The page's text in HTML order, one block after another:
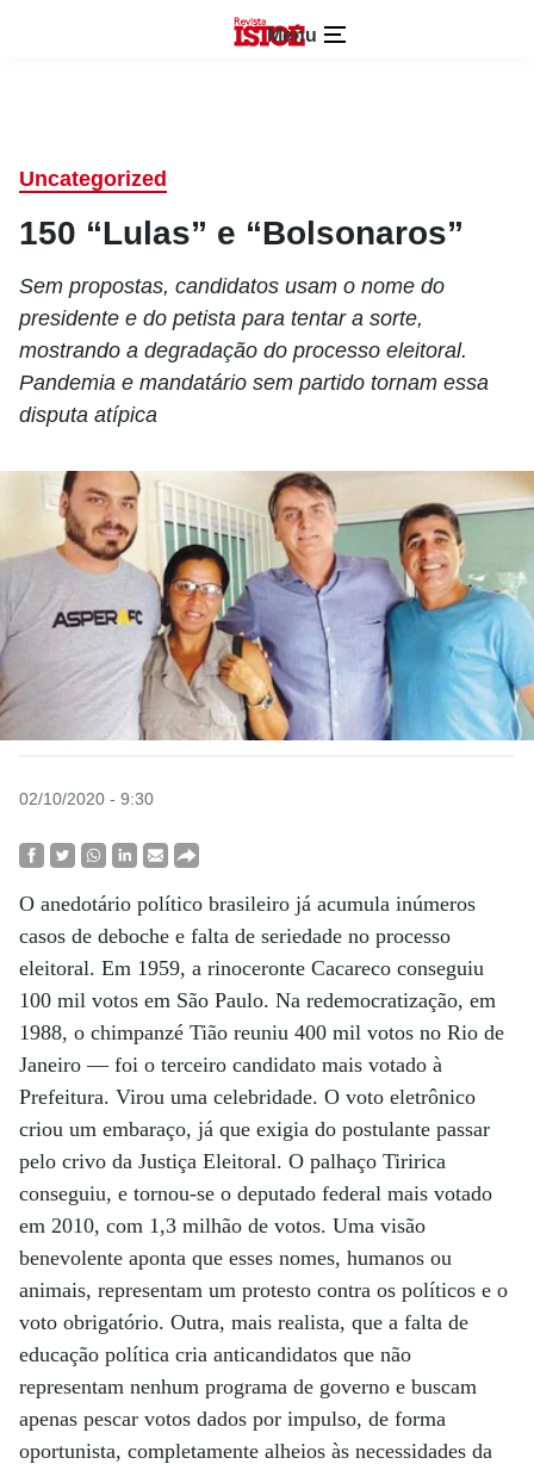
Menu
Uncategorized
150 “Lulas” e “Bolsonaros”
Sem propostas, candidatos usam o nome do
presidente e do petista para tentar a sorte,
mostrando a degradação do processo eleitoral.
Pandemia e mandatário sem partido tornam essa
disputa atípica
02/10/2020 - 9:30
O anedotário político brasileiro já acumula inúmeros
casos de deboche e falta de seriedade no processo
eleitoral. Em 1959, a rinoceronte Cacareco conseguiu
100 mil votos em São Paulo. Na redemocratização, em
1988, o chimpanzé Tião reuniu 400 mil votos no Rio de
Janeiro — foi o terceiro candidato mais votado à
Prefeitura. Virou uma celebridade. O voto eletrônico
criou um embaraço, já que exigia do postulante passar
pelo crivo da Justiça Eleitoral. O palhaço Tiririca
conseguiu, e tornou-se o deputado federal mais votado
em 2010, com 1,3 milhão de votos. Uma visão
benevolente aponta que esses nomes, humanos ou
animais, representam um protesto contra os políticos e o
voto obrigatório. Outra, mais realista, que a falta de
educação política cria anticandidatos que não
representam nenhum programa de governo e buscam
apenas pescar votos dados por impulso, de forma
oportunista, completamente alheios às necessidades da